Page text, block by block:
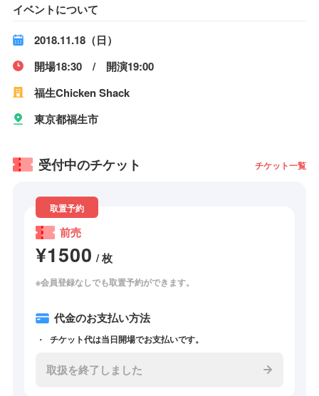
イベントについて
2018.11.18（日）
開場18:30 / 開演19:00
福生Chicken Shack
東京都福生市
受付中のチケット チケット一覧
取置予約
前売
¥1500 / 枚
※会員登録なしでも取置予約ができます。
代金のお支払い方法
チケット代は当日開場でお支払いです。
取扱を終了しました